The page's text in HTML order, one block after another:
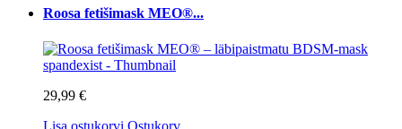
Roosa fetišimask MEO®...
29,99 €
Lisa ostukorvi Ostukorv